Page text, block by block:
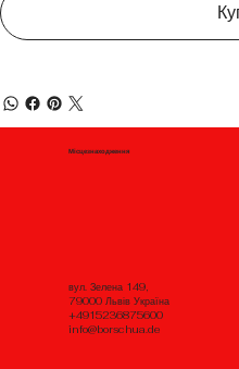
Місцезнаходження
вул. Зелена 149,
79000 Львів Україна
+4915236875600
info@borschua.de